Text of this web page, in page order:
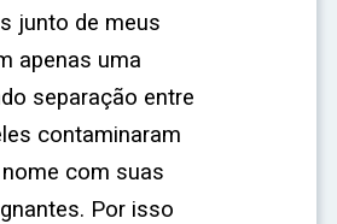
junto de meus
apenas uma
separação entre
contaminaram
com suas
Por isso